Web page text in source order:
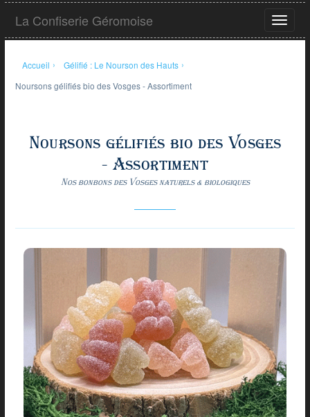
Aller
contenu
Ouvrir
le
La Confiserie Géromoise
Accueil › Gélifié : Le Nourson des Hauts ›
Noursons gélifiés bio des Vosges - Assortiment
Noursons gélifiés bio des Vosges
- Assortiment
Nos bonbons des Vosges naturels & biologiques